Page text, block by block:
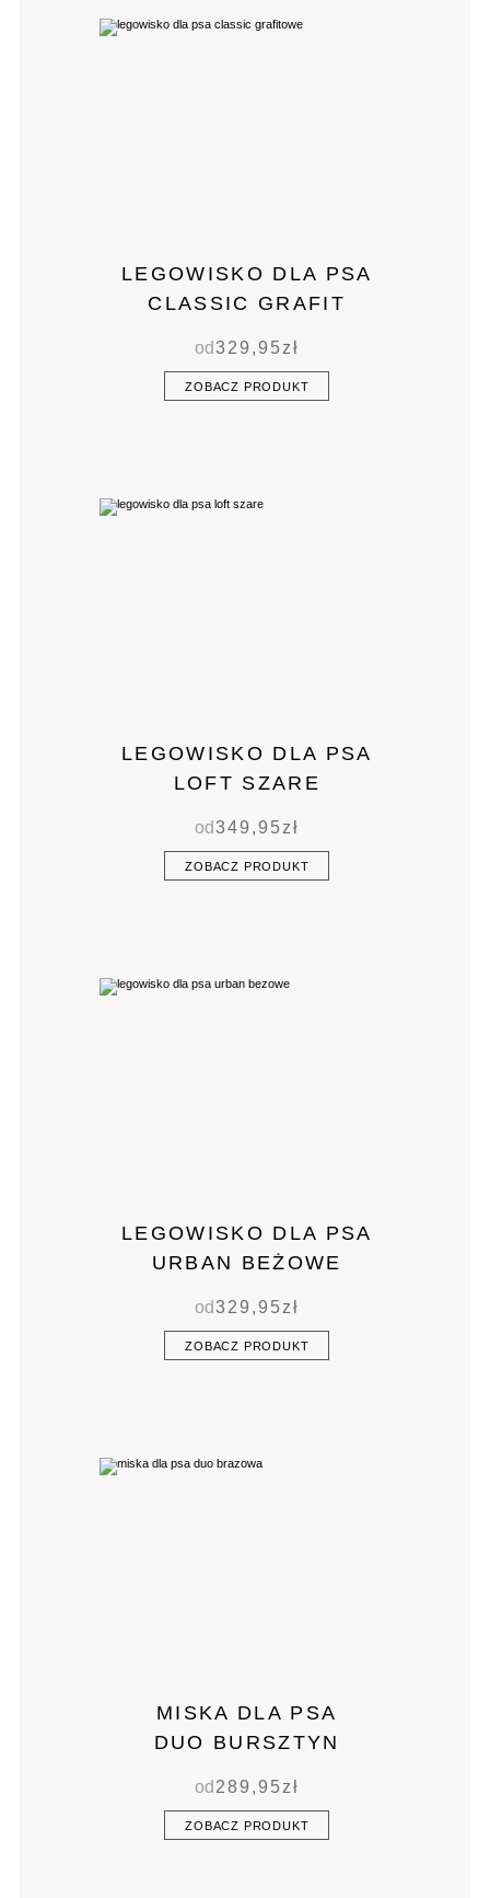
LEGOWISKO DLA PSA
CLASSIC GRAFIT
od329,95zł
ZOBACZ PRODUKT
LEGOWISKO DLA PSA
LOFT SZARE
od349,95zł
ZOBACZ PRODUKT
LEGOWISKO DLA PSA
URBAN BEŻOWE
od329,95zł
ZOBACZ PRODUKT
MISKA DLA PSA
DUO BURSZTYN
od289,95zł
ZOBACZ PRODUKT